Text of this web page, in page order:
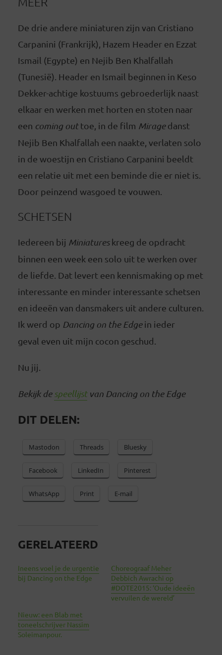
De drie andere miniaturen zijn van Cristiano
Carpanini (Frankrijk), Hazem Header en Ezzat
Ismail (Egypte) en Nejib Ben Khalfallah
(Tunesië). Header en Ismail beginnen in Keso
Dekker-achtige kostuums gebroederlijk naast
elkaar en werken met horten en stoten naar
een coming outtoe, in de film Miragedanst
Nejib Ben Khalfallah een naakte, verlaten solo
in de woestijn en Cristiano Carpanini beeldt
een relatie uit met een beminde die er niet is.
Door peinzend wasgoed te vouwen.
SCHETSEN
Iedereen bij Miniatureskreeg de opdracht
binnen een week een solo uit te werken over
de liefde. Dat levert een kennismaking op met
interessante en minder interessante schetsen
en ideeën van dansmakers uit andere culturen.
Ik werd op Dancing on the Edgein ieder
geval even uit mijn cocon geschud.
Nu jij.
Bekijk de speellijstvan Dancing on the Edge
DIT DELEN:
Mastodon Threads Bluesky
Facebook LinkedIn Pinterest
WhatsApp Print E-mail
GERELATEERD
Ineens voel je de urgentie
bij Dancing on the Edge
Choreograaf Meher
Debbich Awrachi op
#DOTE2015: ‘Oude ideeën
vervuilen de wereld’
Nieuw: een Blab met
toneelschrijver Nassim
Soleimanpour.